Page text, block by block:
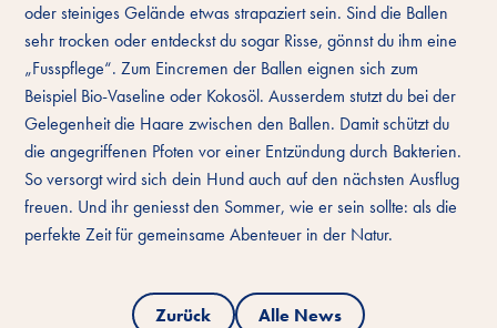
oder steiniges Gelände etwas strapaziert sein. Sind die Ballen
sehr trocken oder entdeckst du sogar Risse, gönnst du ihm eine
„Fusspflege“. Zum Eincremen der Ballen eignen sich zum
Beispiel Bio-Vaseline oder Kokosöl. Ausserdem stutzt du bei der
Gelegenheit die Haare zwischen den Ballen. Damit schützt du
die angegriffenen Pfoten vor einer Entzündung durch Bakterien.
So versorgt wird sich dein Hund auch auf den nächsten Ausflug
freuen. Und ihr geniesst den Sommer, wie er sein sollte: als die
perfekte Zeit für gemeinsame Abenteuer in der Natur.
Zurück Alle News